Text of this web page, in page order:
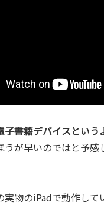
子書籍デバイスという
うが早いのではと予感
実物のiPadで動作して